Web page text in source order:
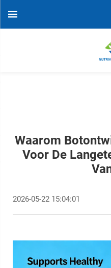
Waarom
Voor De
2026-05-22 15:04:01